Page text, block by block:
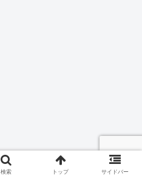
検索 トップ サイドバー